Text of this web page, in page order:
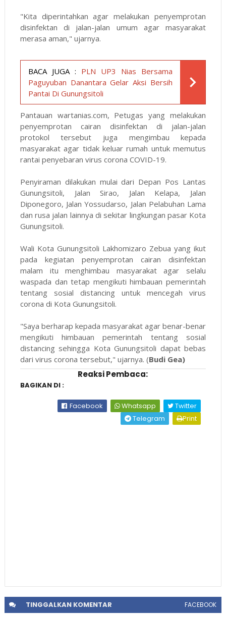
"Kita diperintahkan agar melakukan penyemprotan
disinfektan di jalan-jalan umum agar masyarakat
merasa aman," ujarnya.
BACA JUGA : PLN UP3 Nias Bersama
Paguyuban Danantara Gelar Aksi Bersih
Pantai Di Gunungsitoli
Pantauan wartanias.com, Petugas yang melakukan
penyemprotan cairan disinfektan di jalan-jalan
protokol tersebut juga mengimbau kepada
masyarakat agar tidak keluar rumah untuk memutus
rantai penyebaran virus corona COVID-19.
Penyiraman dilakukan mulai dari Depan Pos Lantas
Gunungsitoli, Jalan Sirao, Jalan Kelapa, Jalan
Diponegoro, Jalan Yossudarso, Jalan Pelabuhan Lama
dan rusa jalan lainnya di sekitar lingkungan pasar Kota
Gunungsitoli.
Wali Kota Gunungsitoli Lakhomizaro Zebua yang ikut
pada kegiatan penyemprotan cairan disinfektan
malam itu menghimbau masyarakat agar selalu
waspada dan tetap mengikuti himbauan pemerintah
tentang sosial distancing untuk mencegah virus
corona di Kota Gunungsitoli.
"Saya berharap kepada masyarakat agar benar-benar
mengikuti himbauan pemerintah tentang sosial
distancing sehingga Kota Gunungsitoli dapat bebas
dari virus corona tersebut," ujarnya. (Budi Gea)
Reaksi Pembaca:
BAGIKAN DI :
Facebook Whatsapp
Twitter
Telegram
Print
TINGGALKANKOMENTAR FACEBOOK